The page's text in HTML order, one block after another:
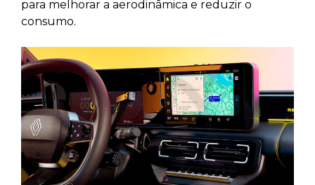
para melhorar a aerodinâmica e reduzir o
consumo.